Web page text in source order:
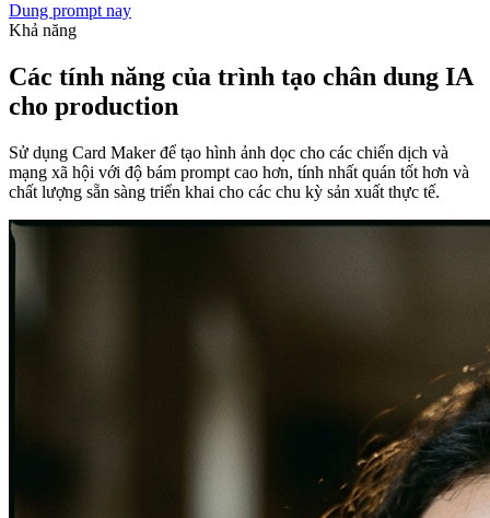
Dung prompt nay
Khả năng
Các tính năng của trình tạo chân dung IA
cho production
Sử dụng Card Maker để tạo hình ảnh dọc cho các chiến dịch và
mạng xã hội với độ bám prompt cao hơn, tính nhất quán tốt hơn và
chất lượng sẵn sàng triển khai cho các chu kỳ sản xuất thực tế.